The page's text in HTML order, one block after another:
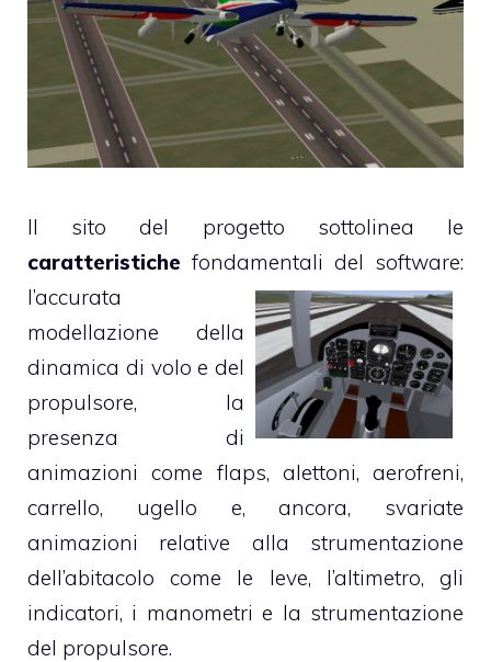
Il sito del progetto sottolinea le
caratteristiche fondamentali del software:
l’accurata
modellazione della
dinamica di volo e del
propulsore, la
presenza di
animazioni come flaps, alettoni, aerofreni,
carrello, ugello e, ancora, svariate
animazioni relative alla strumentazione
dell’abitacolo come le leve, l’altimetro, gli
indicatori, i manometri e la strumentazione
del propulsore.